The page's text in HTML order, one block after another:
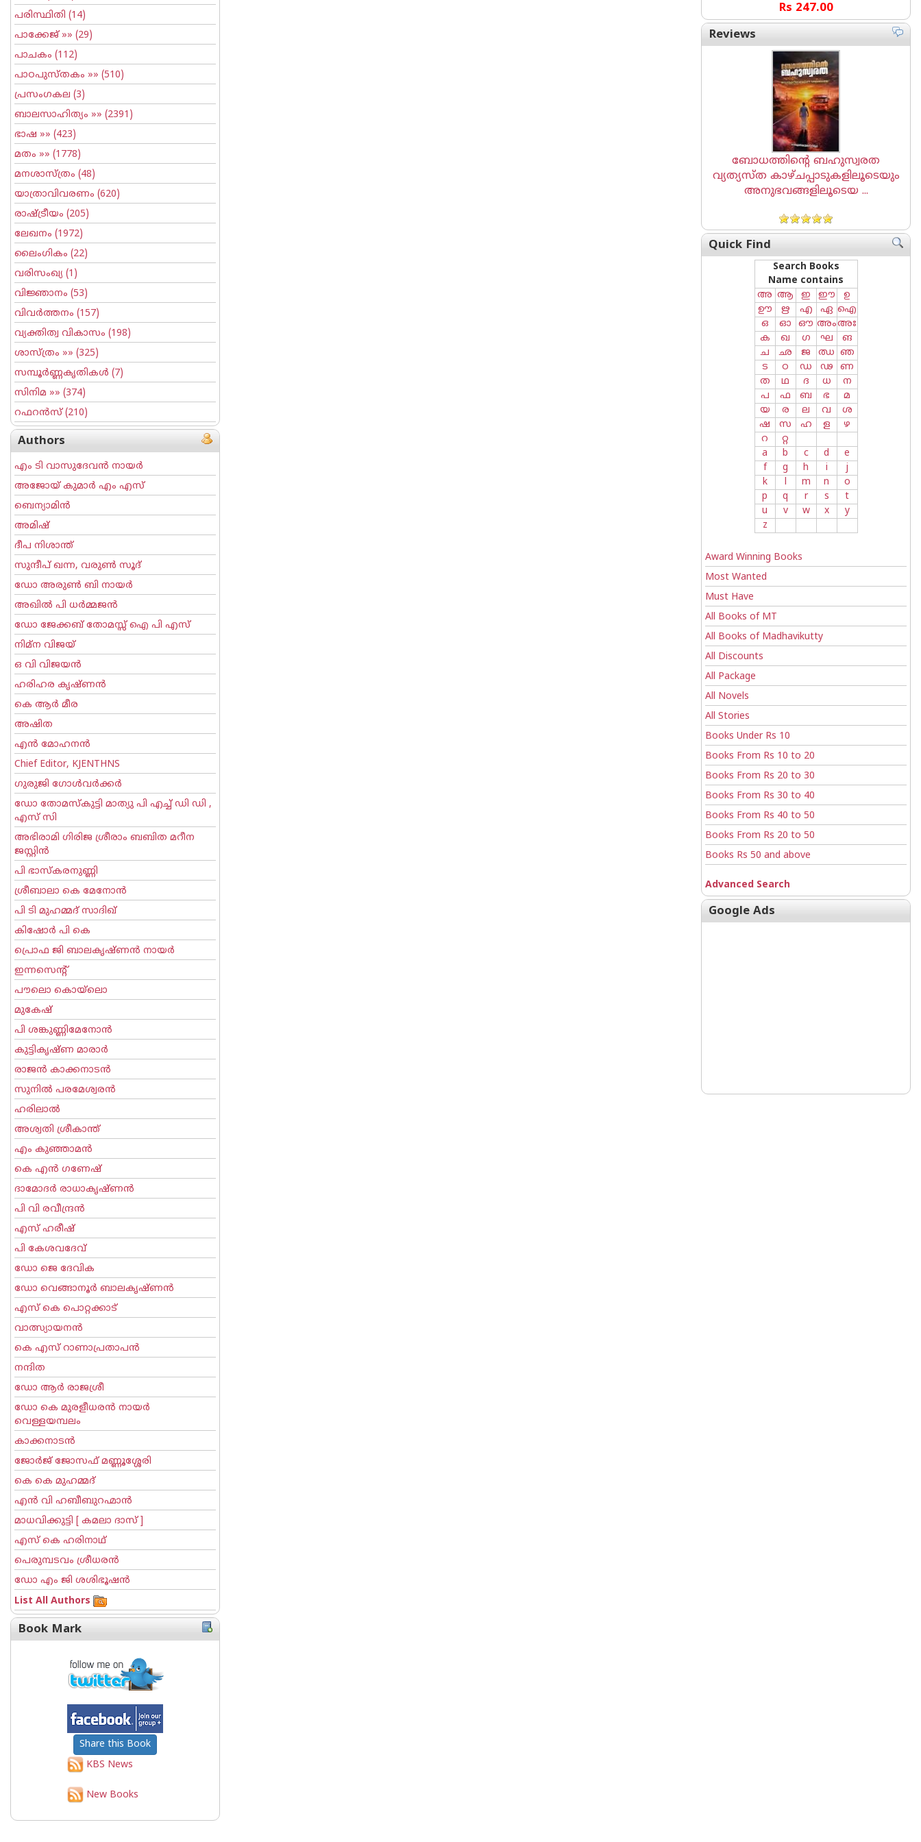
പരിസ്ഥിതി (14)
പാക്കേജ് »» (29)
പാചകം (112)
പാഠപുസ്തകം »» (510)
പ്രസംഗകല (3)
ബാലസാഹിത്യം »» (2391)
ഭാഷ »» (423)
മതം »» (1778)
മനശാസ്ത്രം (48)
യാത്രാവിവരണം (620)
രാഷ്ട്രീയം (205)
ലേഖനം (1972)
ലൈംഗികം (22)
വരിസംഖ്യ (1)
വിജ്ഞാനം (53)
വിവര്‍ത്തനം (157)
വ്യക്തിത്വ വികാസം (198)
ശാസ്ത്രം »» (325)
സമ്പൂര്‍ണ്ണകൃതികള്‍ (7)
സിനിമ »» (374)
റഫറന്‍സ്(210)
Authors
എം ടി വാസുദേവന്‍ നായര്‍
അജോയ് കുമാര്‍ എം എസ്
ബെന്യാമിന്‍
അമിഷ്
ദീപ നിശാന്ത്
സുന്ദീപ് ഖന്ന, വരുൺ സൂദ്
ഡോ അരുണ്‍ ബി നായര്‍
അഖില്‍ പി ധര്‍മ്മജന്‍
ഡോ ജേക്കബ് തോമസ്സ് ഐ പി എസ്
നിമ്ന വിജയ്
ഒ വി വിജയന്‍
ഹരിഹര കൃഷ്ണൻ
കെ ആര്‍ മീര
അഷിത
എന്‍ മോഹനന്‍
Chief Editor, KJENTHNS
ഗുരുജി ഗോള്‍‌വര്‍ക്കര്‍
ഡോ തോമസ്കുട്ടി മാത്യു പി എച്ച് ഡി ഡി ,
എസ് സി
അഭിരാമി ഗിരിജ ശ്രീരാം ബബിത മറീന
ജസ്റ്റിന്‍
പി ഭാസ്കരനുണ്ണി
ശ്രീബാലാ കെ മേനോന്‍
പി ടി മുഹമ്മദ് സാദിഖ്‌
കിഷോർ പി കെ
പ്രൊഫ ജി ബാലകൃഷ്ണന്‍ നായര്‍
ഇന്നസെന്റ്‌
പൗലൊ കൊയ്ലൊ
മുകേഷ്
പി ശങ്കുണ്ണിമേനോന്‍
കുട്ടികൃഷ്ണ മാരാര്‍
രാജന്‍ കാക്കനാടന്‍
സുനില്‍ പരമേശ്വരന്‍
ഹരിലാല്‍
അശ്വതി ശ്രീകാന്ത്
എം കുഞ്ഞാമന്‍
കെ എന്‍ ഗണേഷ്
ദാമോദർ രാധാകൃഷ്ണൻ
പി വി രവീന്ദ്രന്‍
എസ് ഹരീഷ്
പി കേശവദേവ്‌
ഡോ ജെ ദേവിക
ഡോ വെങ്ങാനൂര്‍ ബാലകൃഷ്ണന്‍
എസ്‌ കെ പൊറ്റക്കാട്‌
വാത്സ്യായനന്‍
കെ എസ് റാണാപ്രതാപന്‍
നന്ദിത
ഡോ ആര്‍ രാജശ്രീ
ഡോ കെ മുരളീധരന്‍ നായര്‍
വെള്ളയമ്പലം
കാക്കനാടന്‍
ജോര്‍ജ് ജോസഫ് മണ്ണൂശ്ശേരി
കെ കെ മുഹമ്മദ്
എന്‍ വി ഹബീബുറഹ്മാന്‍
മാധവിക്കുട്ടി [ കമലാ ദാസ് ]
എസ് കെ ഹരിനാഥ്
പെരുമ്പടവം ശ്രീധര‌ന്‍
ഡോ എം ജി ശശിഭൂഷന്‍
List All Authors
Book Mark
Share this Book
KBS News
New Books
Rs 247.00
Reviews
ബോധത്തിന്റെ ബഹുസ്വരത
വ്യത്യസ്ത കാഴ്ചപ്പാടുകളിലൂടെയും
അനുഭവങ്ങളിലൂടെയ ...
Quick Find
Search Books
Name contains
അ ആ ഇ ഈ
ഉ
ഊ
ഋ എ ഏ ഐ
ഒ
ഓ ഔ അംഅഃ
ക
ഖ ഗ ഘ
ങ
ച
ഛ ജ ഝ ഞ
ട
ഠ ഡ ഢ
ണ
ത
ഥ ദ ധ
ന
പ
ഫ ബ ഭ
മ
യ
ര ല വ
ശ
ഷ
സ ഹ ള
ഴ
റ
റ്റ
a
b c d
e
f
g h i
j
k
l m n
o
p
q r s
t
u
v w x
y
z
Award Winning Books
Most Wanted
Must Have
All Books of MT
All Books of Madhavikutty
All Discounts
All Package
All Novels
All Stories
Books Under Rs 10
Books From Rs 10 to 20
Books From Rs 20 to 30
Books From Rs 30 to 40
Books From Rs 40 to 50
Books From Rs 20 to 50
Books Rs 50 and above
Advanced Search
Google Ads